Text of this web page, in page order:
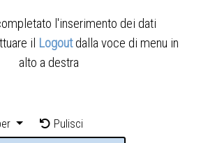
l'inserimento dei dati
il Logout dalla voce di menu in
alto a destra
Pulisci